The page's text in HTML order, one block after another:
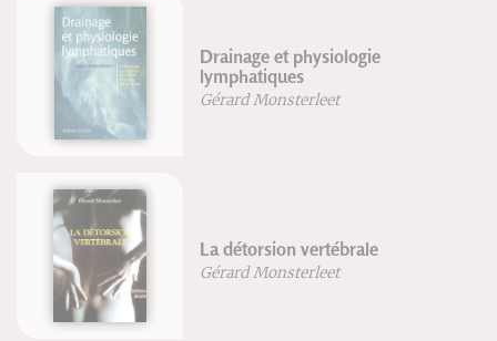
Drainage et physiologie
lymphatiques
Gérard Monsterleet
La détorsion vertébrale
Gérard Monsterleet